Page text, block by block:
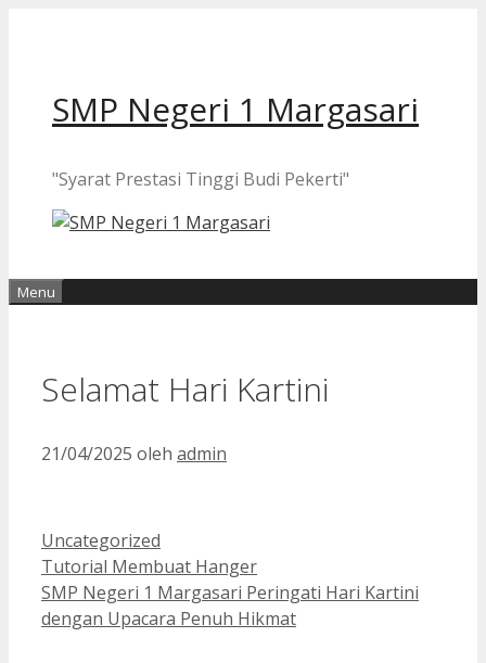
SMP Negeri 1 Margasari
"Syarat Prestasi Tinggi Budi Pekerti"
Menu
Selamat Hari Kartini
21/04/2025 oleh admin
Kategori
Uncategorized
Tutorial Membuat Hanger
SMP Negeri 1 Margasari Peringati Hari Kartini
dengan Upacara Penuh Hikmat